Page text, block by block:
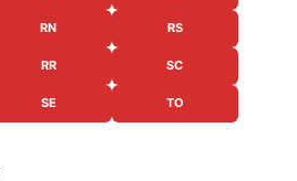
RN RS
RR SC
SE TO